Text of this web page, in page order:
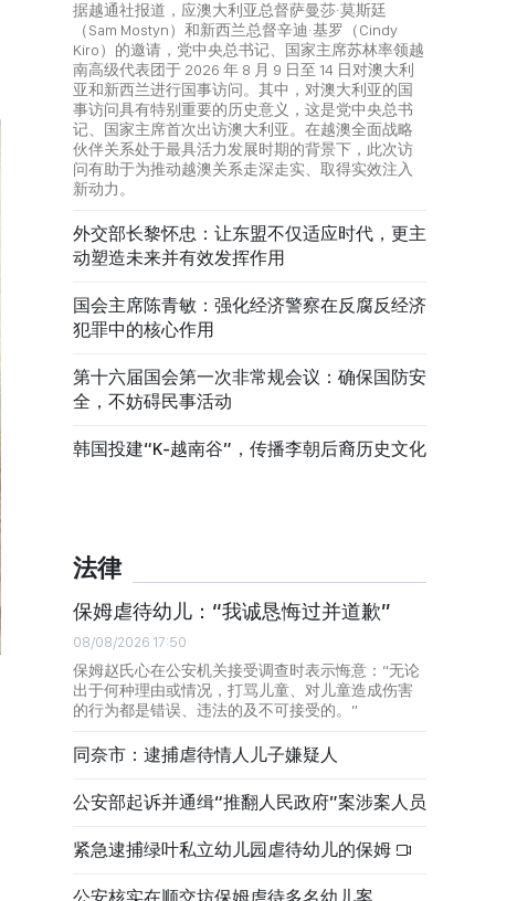
据越通社报道，应澳大利亚总督萨曼莎·莫斯廷
（Sam Mostyn）和新西兰总督辛迪·基罗（Cindy
Kiro）的邀请，党中央总书记、国家主席苏林率领越
南高级代表团于 2026 年 8 月 9 日至 14 日对澳大利
亚和新西兰进行国事访问。其中，对澳大利亚的国
事访问具有特别重要的历史意义，这是党中央总书
记、国家主席首次出访澳大利亚。在越澳全面战略
伙伴关系处于最具活力发展时期的背景下，此次访
问有助于为推动越澳关系走深走实、取得实效注入
新动力。
外交部长黎怀忠：让东盟不仅适应时代，更主
动塑造未来并有效发挥作用
国会主席陈青敏：强化经济警察在反腐反经济
犯罪中的核心作用
第十六届国会第一次非常规会议：确保国防安
全，不妨碍民事活动
韩国投建“K-越南谷”，传播李朝后裔历史文化
法律
保姆虐待幼儿：“我诚恳悔过并道歉”
08/08/2026 17:50
保姆赵氏心在公安机关接受调查时表示悔意：“无论
出于何种理由或情况，打骂儿童、对儿童造成伤害
的行为都是错误、违法的及不可接受的。”
同奈市：逮捕虐待情人儿子嫌疑人
公安部起诉并通缉“推翻人民政府”案涉案人员
紧急逮捕绿叶私立幼儿园虐待幼儿的保姆